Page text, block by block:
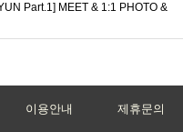
Part.1] MEET & 1:1 PHOTO &
이용안내 제휴문의